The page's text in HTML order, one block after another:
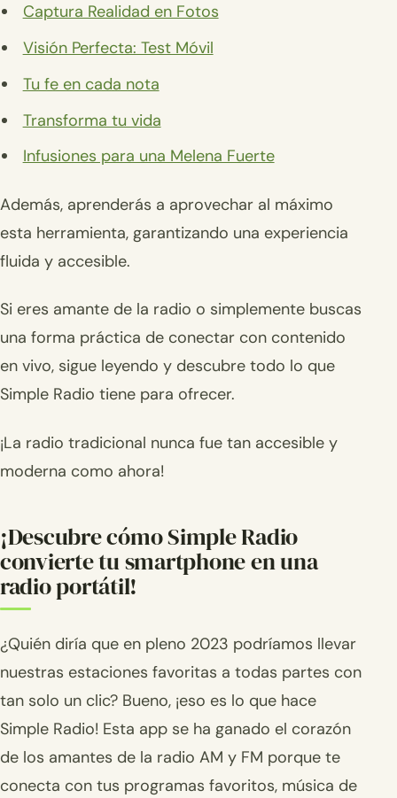
Captura Realidad en Fotos
Visión Perfecta: Test Móvil
Tu fe en cada nota
Transforma tu vida
Infusiones para una Melena Fuerte
Además, aprenderás a aprovechar al máximo
esta herramienta, garantizando una experiencia
fluida y accesible.
Si eres amante de la radio o simplemente buscas
una forma práctica de conectar con contenido
en vivo, sigue leyendo y descubre todo lo que
Simple Radio tiene para ofrecer.
¡La radio tradicional nunca fue tan accesible y
moderna como ahora!
¡Descubre cómo Simple Radio
convierte tu smartphone en una
radio portátil!
¿Quién diría que en pleno 2023 podríamos llevar
nuestras estaciones favoritas a todas partes con
tan solo un clic? Bueno, ¡eso es lo que hace
Simple Radio! Esta app se ha ganado el corazón
de los amantes de la radio AM y FM porque te
conecta con tus programas favoritos, música de